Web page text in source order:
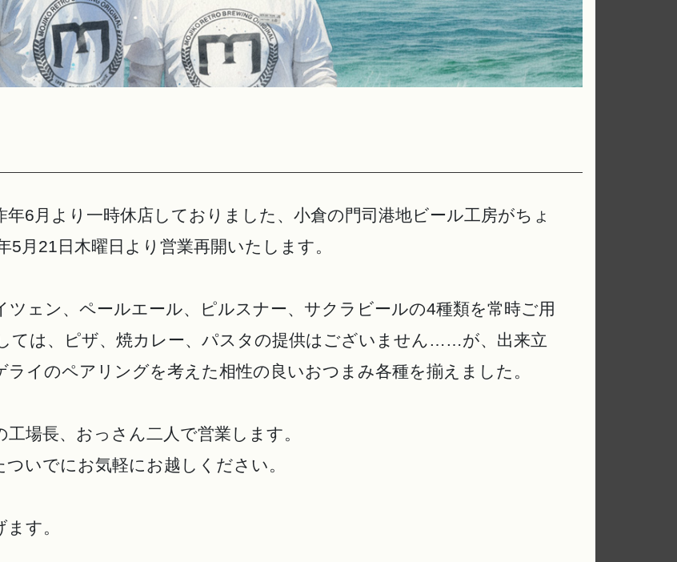
6月より一時休店しておりました、小倉の門司港地ビール工房がちょ
月21日木曜日より営業再開いたします。
ツェン、ペールエール、ピルスナー、サクラビールの4種類を常時ご用
ては、ピザ、焼カレー、パスタの提供はございません……が、出来立
イのペアリングを考えた相性の良いおつまみ各種を揃えました。
場長、おっさん二人で営業します。
いでにお気軽にお越しください。
す。